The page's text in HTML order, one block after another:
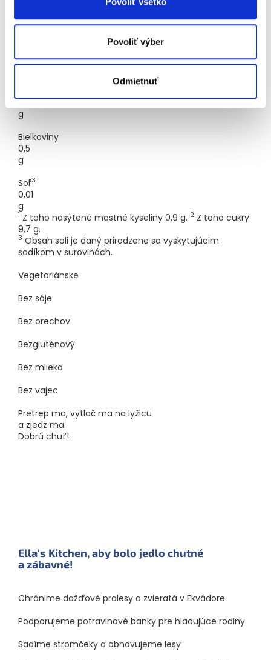
Povoliť výber
Odmietnuť
g
11,1
g
0,9
g
Bielkoviny
0,5
g
Soľ3
0,01
g
1 Z toho nasýtené mastné kyseliny 0,9 g. 2 Z toho cukry
9,7 g.
3 Obsah soli je daný prirodzene sa vyskytujúcim
sodíkom v surovinách.
Vegetariánske
Bez sóje
Bez orechov
Bezgluténový
Bez mlieka
Bez vajec
Pretrep ma, vytlač ma na lyžicu
a zjedz ma.
Dobrú chuť!
Ella's Kitchen, aby bolo jedlo chutné
a zábavné!
Chránime dažďové pralesy a zvieratá v Ekvádore
Podporujeme potravinové banky pre hladujúce rodiny
Sadíme stromčeky a obnovujeme lesy